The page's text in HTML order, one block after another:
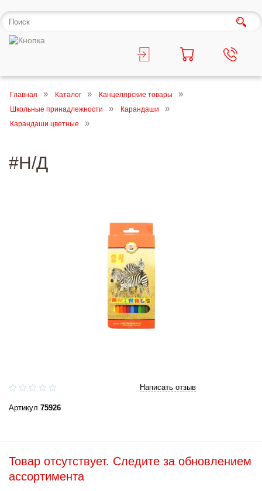
Главная Каталог
Канцелярские товары
Школьные принадлежности
Карандаши
Карандаши цветные
#Н/Д
Написать отзыв
Артикул 75926
Товар отсутствует. Следите за обновлением
ассортимента